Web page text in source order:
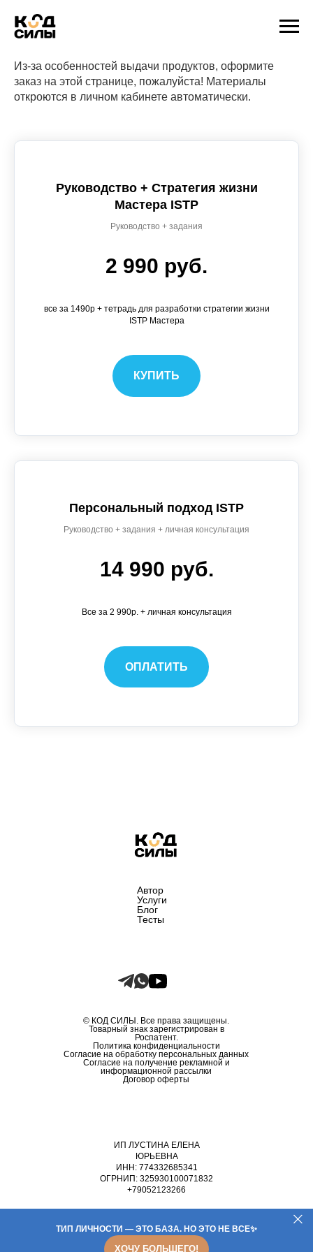
Из-за особенностей выдачи продуктов, оформите
заказ на этой странице, пожалуйста! Материалы
откроются в личном кабинете автоматически.
Руководство + Стратегия жизни
Мастера ISTP
Руководство + задания
2 990 руб.
все за 1490р + тетрадь для разработки стратегии жизни
ISTP Мастера
КУПИТЬ
Персональный подход ISTP
Руководство + задания + личная консультация
14 990 руб.
Все за 2 990р. + личная консультация
ОПЛАТИТЬ
ИП ЛУСТИНА ЕЛЕНА
ЮРЬЕВНА
ИНН: 774332685341
ОГРНИП: 325930100071832
+79052123266
Автор
Услуги
Блог
Тесты
© КОД СИЛЫ. Все права защищены.
Товарный знак зарегистрирован в
Роспатент.
Политика конфиденциальности
Согласие на обработку персональных данных
Согласие на получение рекламной и
информационной рассылки
Договор оферты
ТИП ЛИЧНОСТИ — ЭТО БАЗА. НО ЭТО НЕ ВСЕ✨
ХОЧУ БОЛЬШЕГО!